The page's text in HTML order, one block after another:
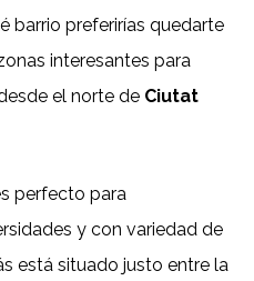
barrio preferirías quedarte
interesantes para
el norte de Ciutat
perfecto para
y con variedad de
está situado justo entre la